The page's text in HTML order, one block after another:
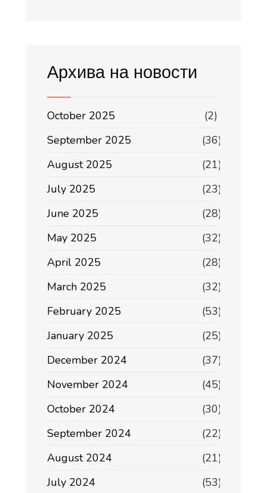
Архива на новости
October 2025
(2)
September 2025
(36)
August 2025
(21)
July 2025
(23)
June 2025
(28)
May 2025
(32)
April 2025
(28)
March 2025
(32)
February 2025
(53)
January 2025
(25)
December 2024
(37)
November 2024
(45)
October 2024
(30)
September 2024
(22)
August 2024
(21)
July 2024
(53)